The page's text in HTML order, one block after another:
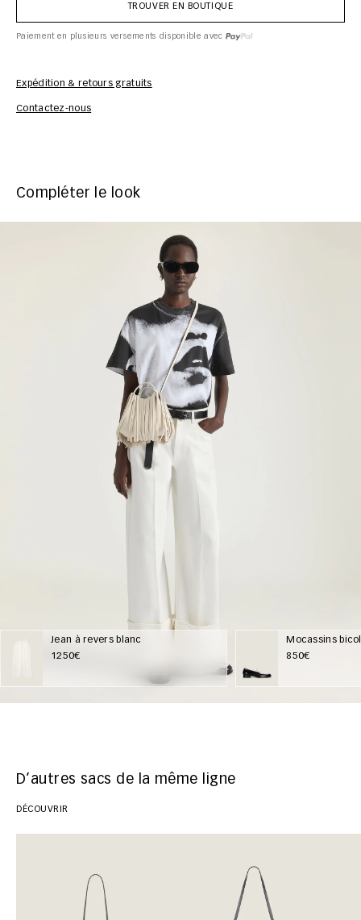
TROUVER EN BOUTIQUE
Paiement en plusieurs versements disponible avec
Expédition & retours gratuits
Contactez-nous
Compléter le look
Jean à revers blanc
1250€
Mocassins
850€
D’autres sacs de la même ligne
DÉCOUVRIR